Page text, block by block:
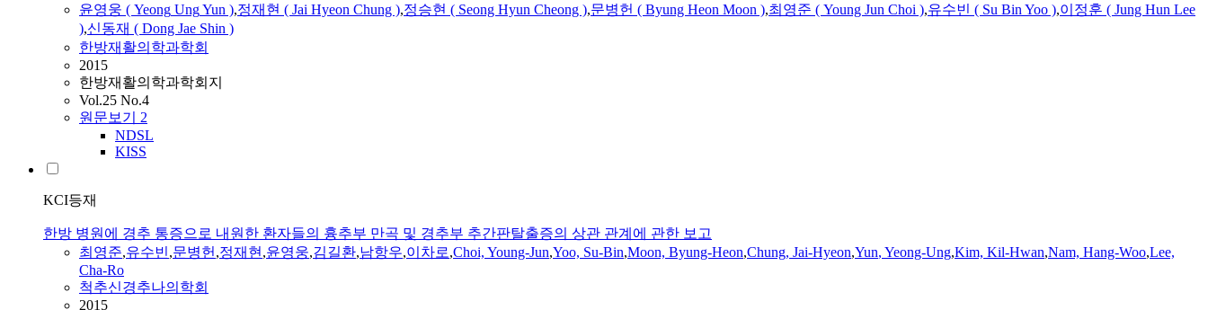
윤영웅 ( Yeong UngYun ),정재현 ( Jai Hyeon Chung ),정승현 ( Seong Hyun Cheong ),문병헌 ( Byung Heon Moon ),최영준 ( Young Jun Choi ),유수빈 ( Su Bin Yoo ),이정훈 ( Jung Hun Lee
),신동재 ( Dong Jae Shin )
한방재활의학과학회
2015
한방재활의학과학회지
Vol.25 No.4
원문보기 2
NDSL
KISS
KCI등재
한방 병원에 경추 통증으로 내원한 환자들의 흉추부 만곡 및 경추부 추간판탈출증의 상관 관계에 관한 보고
최영준,유수빈,문병헌,정재현,윤영웅,김길환,남항우,이차로,Choi, Young-Jun,Yoo, Su-Bin,Moon, Byung-Heon,Chung, Jai-Hyeon,Yun, Yeong-Ung,Kim, Kil-Hwan,Nam, Hang-Woo,Lee,
Cha-Ro
척추신경추나의학회
2015